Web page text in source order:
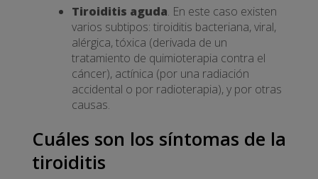
Tiroiditis aguda. En este caso existen
varios subtipos: tiroiditis bacteriana, viral,
alérgica, tóxica (derivada de un
tratamiento de quimioterapia contra el
cáncer), actínica (por una radiación
accidental o por radioterapia), y por otras
causas.
Cuáles son los síntomas de la
tiroiditis